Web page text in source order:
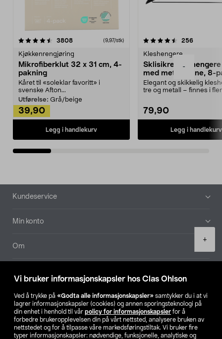
Vi bruker informasjonskapsler hos Clas Ohlson
Ved å trykke på «Godta alle informasjonskapsler» samtykker du i at vi
lagrer informasjonskapsler (cookies) og annen sporingsteknologi på
din enhet i henhold til vår policy for informasjonskapsler for å
forbedre brukeropplevelsen din på vårt nettsted, analysere bruken av
nettstedet og for å tilpasse våre markedsføringstiltak. Vi bruker fire
typer informasjonskapsler: nødvendige, funksjonelle, analytiske og
-
+
3808anmeldelser(9,97/stk)
Kjøkkenrengjøring
Mikrofiberklut 32 x 31 cm, 4-
pakning
Kåret til «soleklar favoritt» i
svenske Afton...
Utførelse: Grå/beige
39,90
Legg i handlekurv
4.5av 5 stjerner 256
Kleshengere
Sklisikre
med metallpinne, 8-
Elegant og skikkelig
tre og metall – finnes i
79,90
Legg i handlekurv
4.5av 5 stjerner
Bunntekst
Kundeservice
Min konto
Om
Våre selskaper
Finn din butikk